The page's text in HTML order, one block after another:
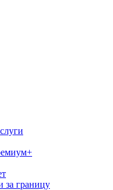
за границу